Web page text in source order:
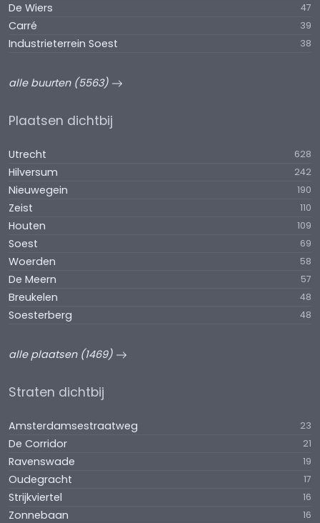
De Wiers 47
Carré 39
Industrieterrein Soest 38
alle buurten (5563)
Plaatsen dichtbij
Utrecht 628
Hilversum 242
Nieuwegein 190
Zeist 110
Houten 109
Soest 69
Woerden 58
De Meern 57
Breukelen 48
Soesterberg 48
alle plaatsen (1469)
Straten dichtbij
Amsterdamsestraatweg 23
De Corridor 21
Ravenswade 19
Oudegracht 17
Strijkviertel 16
Zonnebaan 16